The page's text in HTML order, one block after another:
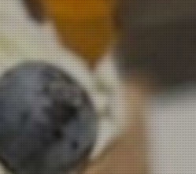
オンラインショップ
お問い合わせ